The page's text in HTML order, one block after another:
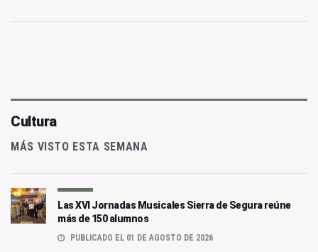
Cultura
MÁS VISTO ESTA SEMANA
Las XVI Jornadas Musicales Sierra de Segura reúne
más de 150 alumnos
PUBLICADO EL 01 DE AGOSTO DE 2026